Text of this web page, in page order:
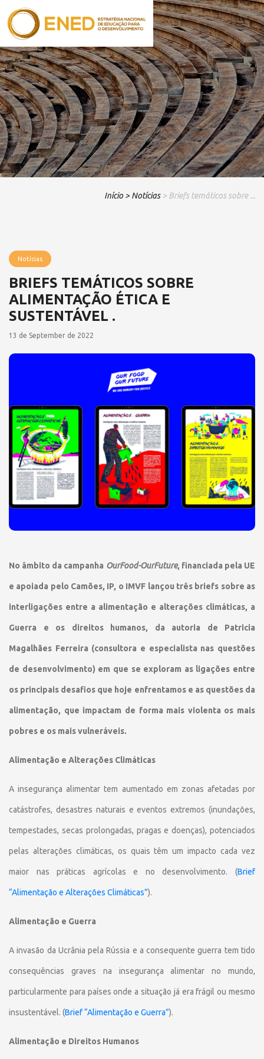
Início > Notícias > Briefs temáticos sobre ...
Notícias
BRIEFS TEMÁTICOS SOBRE
ALIMENTAÇÃO ÉTICA E
SUSTENTÁVEL .
13 de September de 2022
No âmbito da campanha OurFood-OurFuture, financiada pela UE
e apoiada pelo Camões, IP, o IMVF lançou três briefs sobre as
interligações entre a alimentação e alterações climáticas, a
Guerra e os direitos humanos, da autoria de Patricia
Magalhães Ferreira (consultora e especialista nas questões
de desenvolvimento) em que se exploram as ligações entre
os principais desafios que hoje enfrentamos e as questões da
alimentação, que impactam de forma mais violenta os mais
pobres e os mais vulneráveis.
Alimentação e Alterações Climáticas
A insegurança alimentar tem aumentado em zonas afetadas por
catástrofes, desastres naturais e eventos extremos (inundações,
tempestades, secas prolongadas, pragas e doenças), potenciados
pelas alterações climáticas, os quais têm um impacto cada vez
maior nas práticas agrícolas e no desenvolvimento. (Brief
“Alimentação e Alterações Climáticas”).
Alimentação e Guerra
A invasão da Ucrânia pela Rússia e a consequente guerra tem tido
consequências graves na insegurança alimentar no mundo,
particularmente para países onde a situação já era frágil ou mesmo
insustentável. (Brief “Alimentação e Guerra”).
Alimentação e Direitos Humanos